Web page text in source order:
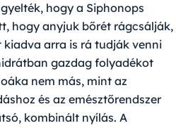
hogy a Siphonops
hogy anyjuk bőrét rágcsálják,
arra is rá tudják venni
gazdag folyadékot
nem más, mint az
és az emésztőrendszer
kombinált nyílás. A